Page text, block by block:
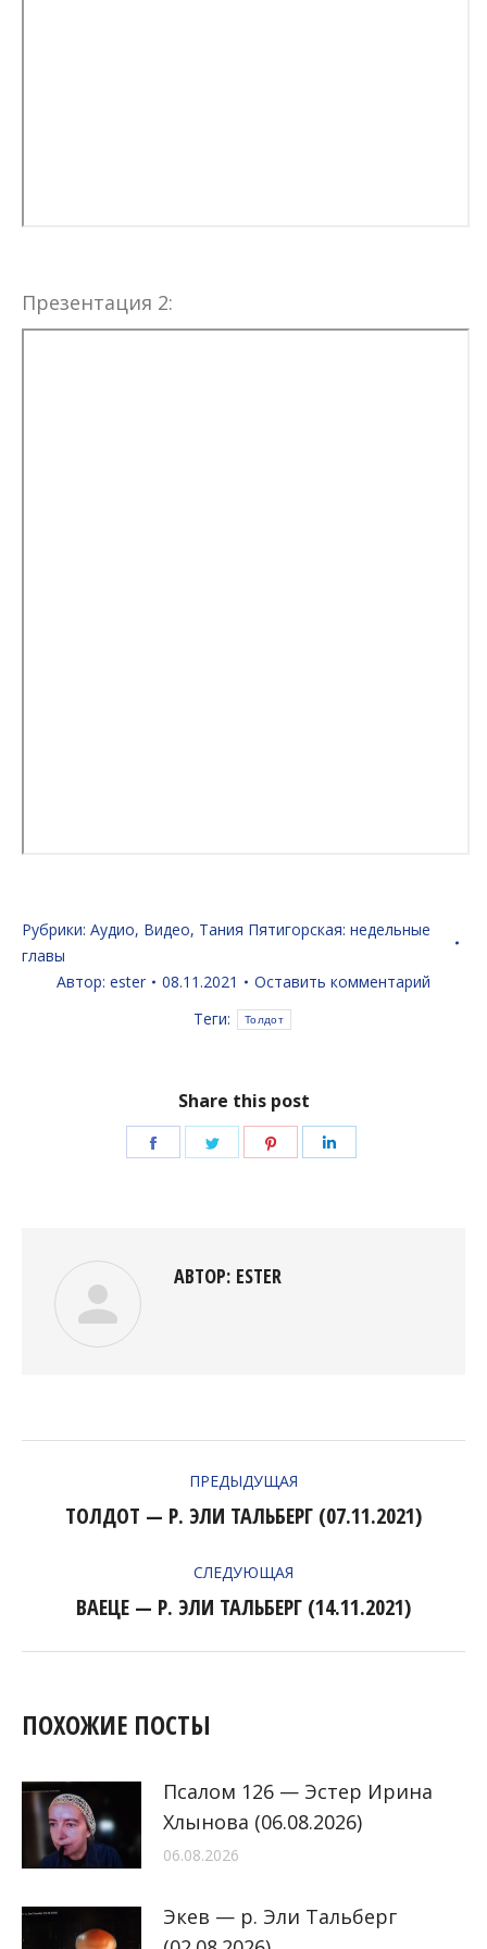
Презентация 2:
Рубрики: Аудио, Видео, Тания Пятигорская: недельные
главы
Автор: ester 08.11.2021
Оставить комментарий
Теги:
Толдот
Share this post
ПоделитьсяПоделитьсяПоделиться
АВТОР: ESTER
ПРЕДЫДУЩАЯ
Предыдущая
ТОЛДОТ — Р. ЭЛИ ТАЛЬБЕРГ (07.11.2021)
СЛЕДУЮЩАЯ
Следующая
ВАЕЦЕ — Р. ЭЛИ ТАЛЬБЕРГ (14.11.2021)
ПОХОЖИЕ ПОСТЫ
Псалом 126 — Эстер Ирина
Хлынова (06.08.2026)
06.08.2026
Экев — р. Эли Тальберг